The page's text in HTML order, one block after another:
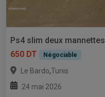
Ps4 slim deux mannettes
650 DT
Négociable
Le Bardo,Tunis
24 mai 2026